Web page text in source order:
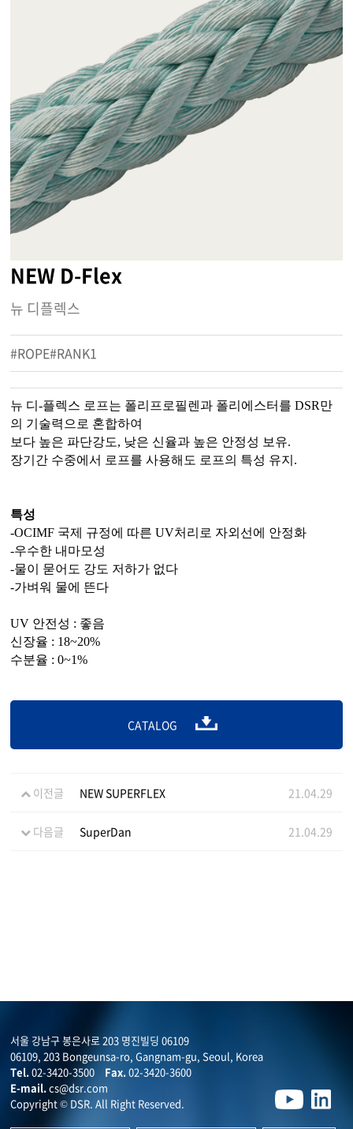
NEW D-Flex
뉴 디플렉스
#ROPE#RANK1
뉴 디-플렉스 로프는 폴리프로필렌과 폴리에스터를 DSR만
의 기술력으로 혼합하여
보다 높은 파단강도, 낮은 신율과 높은 안정성 보유.
장기간 수중에서 로프를 사용해도 로프의 특성 유지.
특성
-OCIMF 국제 규정에 따른 UV처리로 자외선에 안정화
-우수한 내마모성
-물이 묻어도 강도 저하가 없다
-가벼워 물에 뜬다
UV 안전성 : 좋음
신장율 : 18~20%
수분율 : 0~1%
CATALOG
이전글 NEW SUPERFLEX 21.04.29
다음글 SuperDan 21.04.29
서울 강남구 봉은사로 203 명진빌딩 06109
06109, 203 Bongeunsa-ro, Gangnam-gu, Seoul, Korea
Tel.02-3420-3500 Fax.02-3420-3600
E-mail.cs@dsr.com
Copyright © DSR. All Right Reserved.